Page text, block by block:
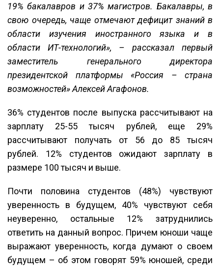
19% бакалавров и 37% магистров. Бакалавры, в
свою очередь, чаще отмечают дефицит знаний в
области изучения иностранного языка и в
области ИТ-технологий», – рассказал первый
заместитель генерального директора
президентской платформы «Россия – страна
возможностей» Алексей Агафонов.
36% студентов после выпуска рассчитывают на
зарплату 25-55 тысяч рублей, еще 29%
рассчитывают получать от 56 до 85 тысяч
рублей. 12% студентов ожидают зарплату в
размере 100 тысяч и выше.
Почти половина студентов (48%) чувствуют
уверенность в будущем, 40% чувствуют себя
неуверенно, остальные 12% затруднились
ответить на данный вопрос. Причем юноши чаще
выражают уверенность, когда думают о своем
будущем – об этом говорят 59% юношей, среди